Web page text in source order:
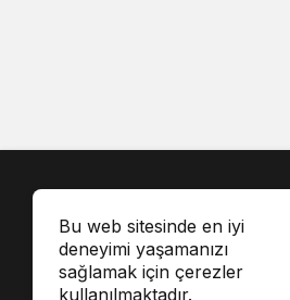
Bu web sitesinde en iyi
deneyimi yaşamanızı
sağlamak için çerezler
kullanılmaktadır.